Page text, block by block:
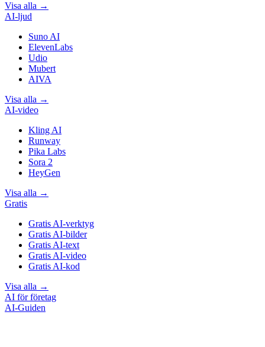
Visa alla →
AI-ljud
Suno AI
ElevenLabs
Udio
Mubert
AIVA
Visa alla →
AI-video
Kling AI
Runway
Pika Labs
Sora 2
HeyGen
Visa alla →
Gratis
Gratis AI-verktyg
Gratis AI-bilder
Gratis AI-text
Gratis AI-video
Gratis AI-kod
Visa alla →
AI för företag
AI-Guiden